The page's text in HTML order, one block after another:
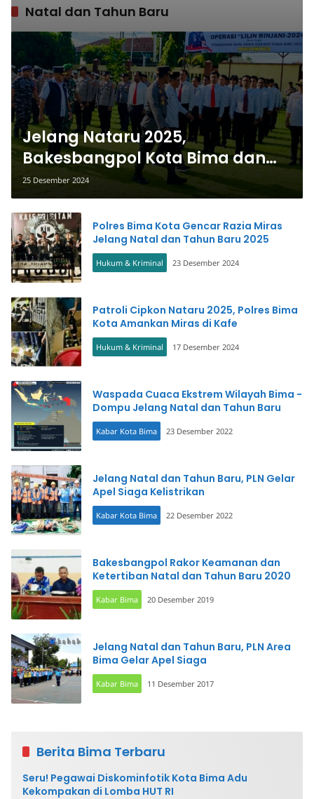
Natal dan Tahun Baru
Jelang Nataru 2025,
Bakesbangpol Kota Bima dan
Polres Pastikan Kamtibmas
Aman
25 Desember 2024
Polres Bima Kota Gencar Razia Miras
Jelang Natal dan Tahun Baru 2025
Hukum & Kriminal 23 Desember 2024
Patroli Cipkon Nataru 2025, Polres Bima
Kota Amankan Miras di Kafe
Hukum & Kriminal 17 Desember 2024
Waspada Cuaca Ekstrem Wilayah Bima -
Dompu Jelang Natal dan Tahun Baru
Kabar Kota Bima 23 Desember 2022
Jelang Natal dan Tahun Baru, PLN Gelar
Apel Siaga Kelistrikan
Kabar Kota Bima 22 Desember 2022
Bakesbangpol Rakor Keamanan dan
Ketertiban Natal dan Tahun Baru 2020
Kabar Bima 20 Desember 2019
Jelang Natal dan Tahun Baru, PLN Area
Bima Gelar Apel Siaga
Kabar Bima 11 Desember 2017
Berita Bima Terbaru
Seru! Pegawai Diskominfotik Kota Bima Adu
Kekompakan di Lomba HUT RI